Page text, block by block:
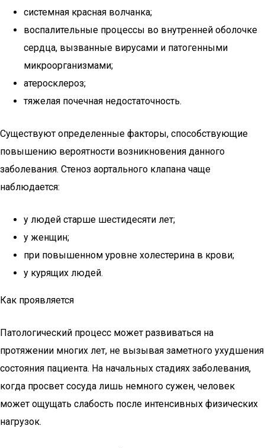
системная красная волчанка;
воспалительные процессы во внутренней оболочке
сердца, вызванные вирусами и патогенными
микроорганизмами;
атеросклероз;
тяжелая почечная недостаточность.
Существуют определенные факторы, способствующие
повышению вероятности возникновения данного
заболевания. Стеноз аортального клапана чаще
наблюдается:
у людей старше шестидесяти лет;
у женщин;
при повышенном уровне холестерина в крови;
у курящих людей.
Как проявляется
Патологический процесс может развиваться на
протяжении многих лет, не вызывая заметного ухудшения
состояния пациента. На начальных стадиях заболевания,
когда просвет сосуда лишь немного сужен, человек
может ощущать слабость после интенсивных физических
нагрузок.